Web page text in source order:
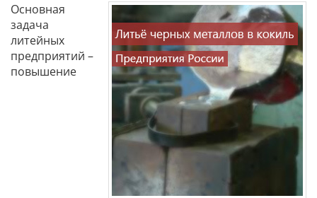
Основная
задача
литейных
предприятий –
повышение